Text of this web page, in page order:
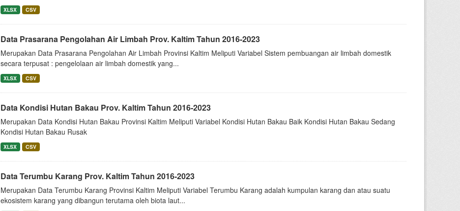
XLSX CSV
Data Prasarana Pengolahan Air Limbah Prov. Kaltim Tahun 2016-2023
Merupakan Data Prasarana Pengolahan Air Limbah Provinsi Kaltim Meliputi Variabel Sistem pembuangan air limbah domestik
secara terpusat : pengelolaan air limbah domestik yang...
XLSX CSV
Data Kondisi Hutan Bakau Prov. Kaltim Tahun 2016-2023
Merupakan Data Kondisi Hutan Bakau Provinsi Kaltim Meliputi Variabel Kondisi Hutan Bakau Baik Kondisi Hutan Bakau Sedang
Kondisi Hutan Bakau Rusak
XLSX CSV
Data Terumbu Karang Prov. Kaltim Tahun 2016-2023
Merupakan Data Terumbu Karang Provinsi Kaltim Meliputi Variabel Terumbu Karang adalah kumpulan karang dan atau suatu
ekosistem karang yang dibangun terutama oleh biota laut...